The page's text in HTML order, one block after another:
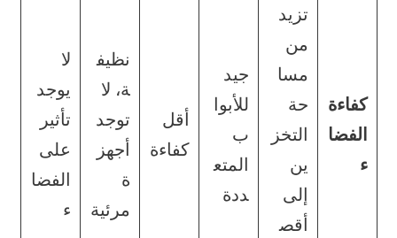
كفاءة
الفضا
ء
تزيد
من
مسا
حة
التخز
ين
إلى
أقص
جيد
للأبوا
ب
المتع
ددة
أقل
كفاءة
نظيف
ة، لا
توجد
أجهز
ة
مرئية
لا
يوجد
تأثير
على
الفضا
ء